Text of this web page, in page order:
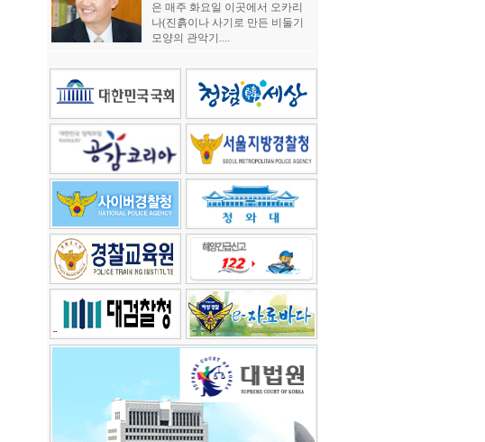
은 매주 화요일 이곳에서 오카리
나(진흙이나 사기로 만든 비둘기
모양의 관악기....